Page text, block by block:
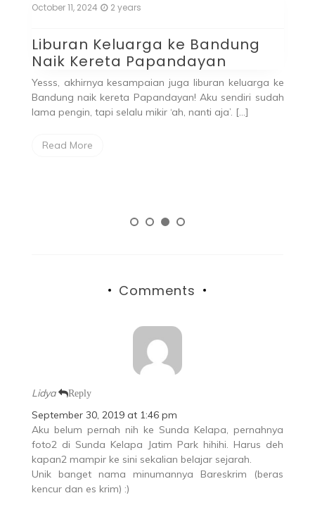
October 11, 2024 2 years
Liburan Keluarga ke Bandung
Naik Kereta Papandayan
Yesss, akhirnya kesampaian juga liburan keluarga ke
Bandung naik kereta Papandayan! Aku sendiri sudah
lama pengin, tapi selalu mikir ‘ah, nanti aja’. […]
Read More
Comments
Lidya Reply
September 30, 2019 at 1:46 pm
Aku belum pernah nih ke Sunda Kelapa, pernahnya
foto2 di Sunda Kelapa Jatim Park hihihi. Harus deh
kapan2 mampir ke sini sekalian belajar sejarah.
Unik banget nama minumannya Bareskrim (beras
kencur dan es krim) :)